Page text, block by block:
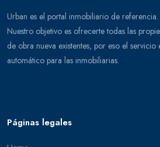
Urban es el portal inmobiliario de referencia.
Nuestro objetivo es ofrecerte todas las
de obra nueva existentes, por eso el servicio
automático para las inmobiliarias.
Páginas legales